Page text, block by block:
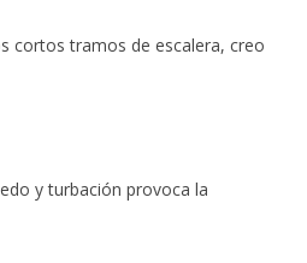
cortos tramos de escalera, creo
y turbación provoca la